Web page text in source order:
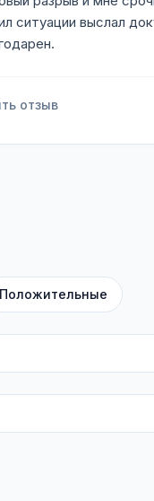
ситуации выслал
отзыв
Положительные